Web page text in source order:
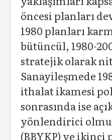
öncesi planları
1980 planları
bütüncül, 1980-
stratejik olarak
Sanayileşmede
ithalat ikamesi
sonrasında ise
yönlendirici
(BBYKP) ve ikinci